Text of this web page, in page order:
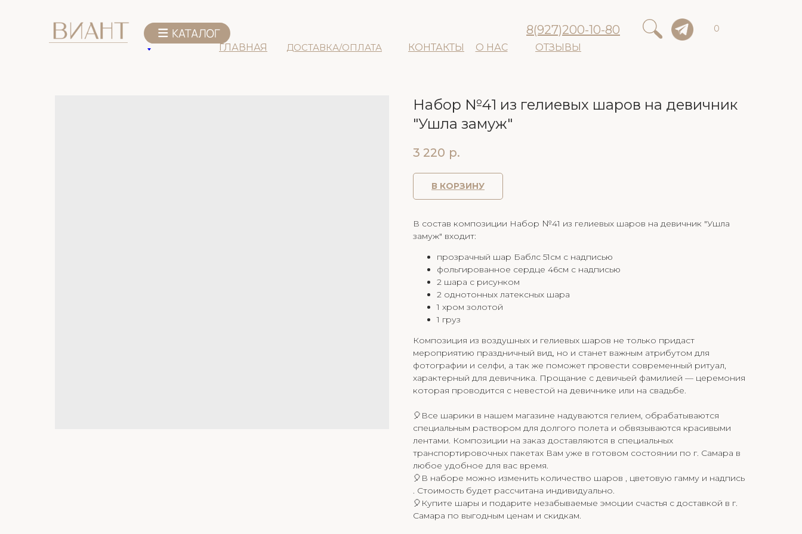
ДОСТАВКА/ОПЛАТА
ГЛАВНАЯ КОНТАКТЫ О НАС ОТЗЫВЫ
8(927)200-10-80 0
Набор №41 из гелиевых шаров на девичник
"Ушла замуж"
3 220 р.
В КОРЗИНУ
В состав композиции Набор №41 из гелиевых шаров на девичник "Ушла
замуж" входит:
прозрачный шар Баблс 51см с надписью
фольгированное сердце 46см с надписью
2 шара с рисунком
2 однотонных латексных шара
1 хром золотой
1 груз
Композиция из воздушных и гелиевых шаров не только придаст
мероприятию праздничный вид, но и станет важным атрибутом для
фотографии и селфи, а так же поможет провести современный ритуал,
характерный для девичника. Прощание с девичьей фамилией — церемония
которая проводится с невестой на девичнике или на свадьбе.
🎈Все шарики в нашем магазине надуваются гелием, обрабатываются
специальным раствором для долгого полета и обвязываются красивыми
лентами. Композиции на заказ доставляются в специальных
транспортировочных пакетах Вам уже в готовом состоянии по г. Самара в
любое удобное для вас время.
🎈В наборе можно изменить количество шаров , цветовую гамму и надпись
. Стоимость будет рассчитана индивидуально.
🎈Купите шары и подарите незабываемые эмоции счастья с доставкой в г.
Самара по выгодным ценам и скидкам.